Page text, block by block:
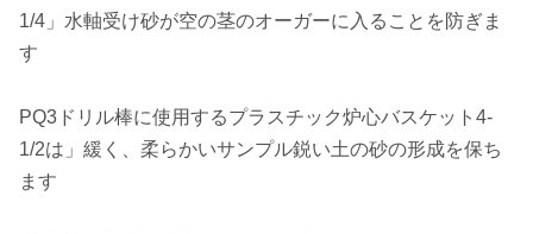
1/4」水軸受け砂が空の茎のオーガーに入ることを防ぎま
す
PQ3ドリル棒に使用するプラスチック炉心バスケット4-
1/2は」緩く、柔らかいサンプル鋭い土の砂の形成を保ち
ます